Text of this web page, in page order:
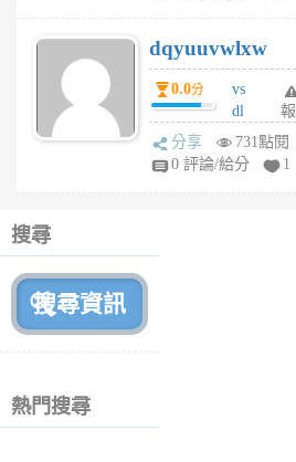
6
個
月
前
dqyuuvwlxw
0.0分
vs
dl
sq
fy
報
分享
731點閱
0 評論/給分
1
搜尋
熱門搜尋